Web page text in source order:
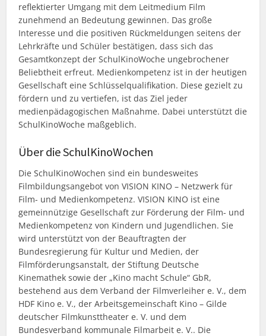
reflektierter Umgang mit dem Leitmedium Film
zunehmend an Bedeutung gewinnen. Das große
Interesse und die positiven Rückmeldungen seitens der
Lehrkräfte und Schüler bestätigen, dass sich das
Gesamtkonzept der SchulKinoWoche ungebrochener
Beliebtheit erfreut. Medienkompetenz ist in der heutigen
Gesellschaft eine Schlüsselqualifikation. Diese gezielt zu
fördern und zu vertiefen, ist das Ziel jeder
medienpädagogischen Maßnahme. Dabei unterstützt die
SchulKinoWoche maßgeblich.
Über die SchulKinoWochen
Die SchulKinoWochen sind ein bundesweites
Filmbildungsangebot von VISION KINO – Netzwerk für
Film- und Medienkompetenz. VISION KINO ist eine
gemeinnützige Gesellschaft zur Förderung der Film- und
Medienkompetenz von Kindern und Jugendlichen. Sie
wird unterstützt von der Beauftragten der
Bundesregierung für Kultur und Medien, der
Filmförderungsanstalt, der Stiftung Deutsche
Kinemathek sowie der „Kino macht Schule“ GbR,
bestehend aus dem Verband der Filmverleiher e. V., dem
HDF Kino e. V., der Arbeitsgemeinschaft Kino – Gilde
deutscher Filmkunsttheater e. V. und dem
Bundesverband kommunale Filmarbeit e. V.. Die